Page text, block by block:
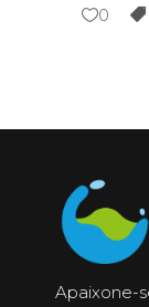
0
Apaixone-